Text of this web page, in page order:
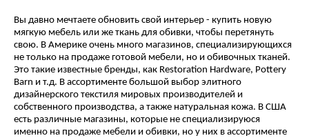
Вы давно мечтаете обновить свой интерьер - купить новую
мягкую мебель или же ткань для обивки, чтобы перетянуть
свою. В Америке очень много магазинов, специализирующихся
не только на продаже готовой мебели, но и обивочных тканей.
Это такие известные бренды, как Restoration Hardware, Pottery
Barn и т.д. В ассортименте большой выбор элитного
дизайнерского текстиля мировых производителей и
собственного производства, а также натуральная кожа. В США
есть различные магазины, которые не специализируюся
именно на продаже мебели и обивки, но у них в ассортименте